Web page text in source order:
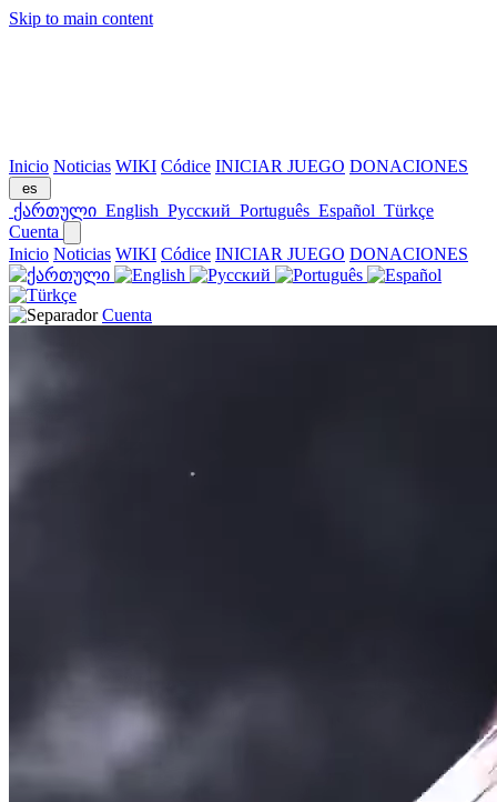
Skip to main content
Inicio Noticias WIKI Códice INICIAR JUEGO DONACIONES
es
ქართული English Русский Português Español Türkçe
Cuenta
Inicio Noticias WIKI Códice INICIAR JUEGO DONACIONES
Cuenta